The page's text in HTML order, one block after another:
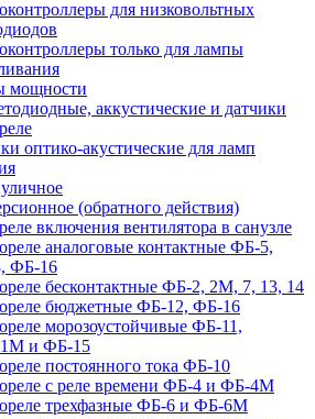
для низковольтных
только для лампы
мощности
аккустические и датчики
оптико-акустические для ламп
(обратного действия)
включения вентилятора в санузле
аналоговые контактные ФБ-5,
ФБ-16
бесконтактные ФБ-2, 2М, 7, 13, 14
бюджетные ФБ-12, ФБ-16
морозоустойчивые ФБ-11,
и ФБ-15
постоянного тока ФБ-10
с реле времени ФБ-4 и ФБ-4М
трехфазные ФБ-6 и ФБ-6М